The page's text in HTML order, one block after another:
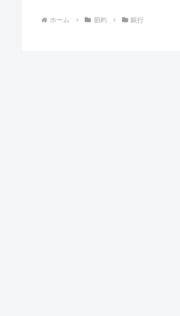
ホーム 節約 銀行